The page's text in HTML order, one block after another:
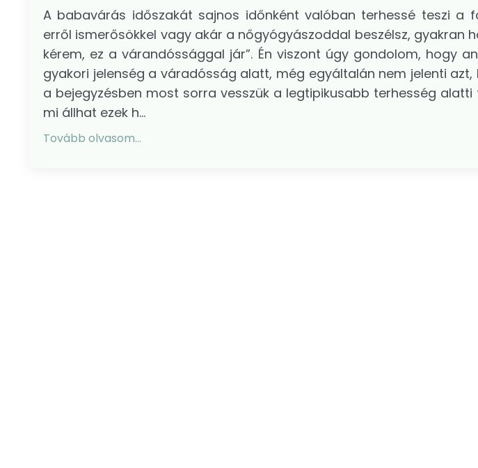
A babavárás időszakát sajnos időnként valóban terhessé teszi a
erről ismerősökkel vagy akár a nőgyógyászoddal beszélsz, gyakran
kérem, ez a várandóssággal jár”. Én viszont úgy gondolom, hogy
gyakori jelenség a váradósság alatt, még egyáltalán nem jelenti azt,
a bejegyzésben most sorra vesszük a legtipikusabb terhesség
mi állhat ezek h...
Tovább olvasom...